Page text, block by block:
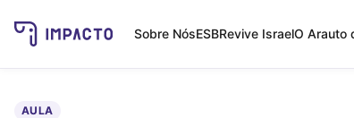
Sobre NósESBRevive IsraelO Arauto
AULA